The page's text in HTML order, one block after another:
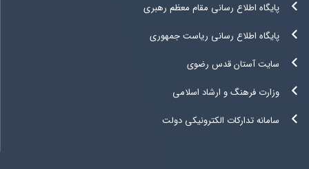
پایگاه اطلاع رسانی مقام معظم رهبری
پایگاه اطلاع رسانی ریاست جمهوری
سایت آستان قدس رضوی
وزارت فرهنگ و ارشاد اسلامی
سامانه تدارکات الکترونیکی دولت